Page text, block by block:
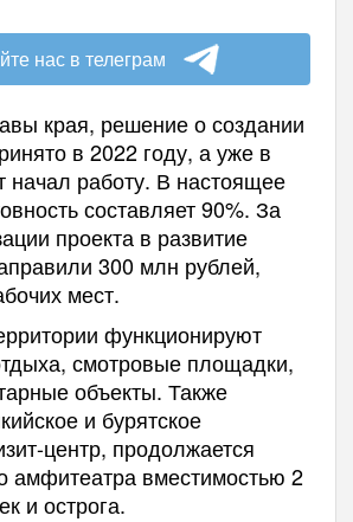
нас в телеграм
края, решение о создании
в 2022 году, а уже в
начал работу. В настоящее
составляет 90%. За
проекта в развитие
300 млн рублей,
мест.
функционируют
смотровые площадки,
объекты. Также
и бурятское
центр, продолжается
амфитеатра вместимостью 2
и острога.